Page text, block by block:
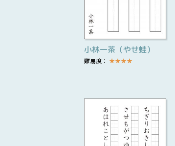
小林一茶（やせ蛙）
難易度： ★★★★